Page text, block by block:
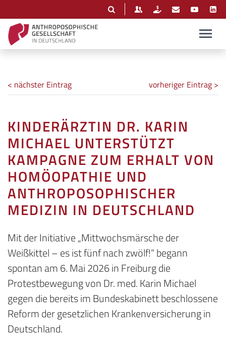
< nächster Eintrag vorheriger Eintrag >
KINDERÄRZTIN DR. KARIN
MICHAEL UNTERSTÜTZT
KAMPAGNE ZUM ERHALT VON
HOMÖOPATHIE UND
ANTHROPOSOPHISCHER
MEDIZIN IN DEUTSCHLAND
Mit der Initiative „Mittwochsmärsche der
Weißkittel – es ist fünf nach zwölf!“ begann
spontan am 6. Mai 2026 in Freiburg die
Protestbewegung von Dr. med. Karin Michael
gegen die bereits im Bundeskabinett beschlossene
Reform der gesetzlichen Krankenversicherung in
Deutschland.